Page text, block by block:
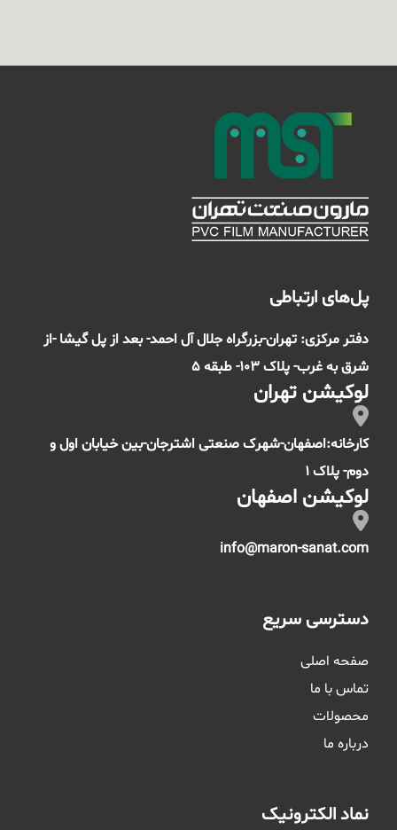
پل‌های ارتباطی
دفتر مرکزی: تهران-بزرگراه جلال آل احمد- بعد از پل گیشا -از
شرق به غرب- پلاک 103- طبقه 5
لوکیشن تهران
کارخانه:اصفهان-شهرک صنعتی اشترجان-بین خیابان اول و
دوم- پلاک 1
لوکیشن اصفهان
info@maron-sanat.com
دسترسی سریع
صفحه اصلی
تماس با ما
محصولات
درباره ما
نماد الکترونیک